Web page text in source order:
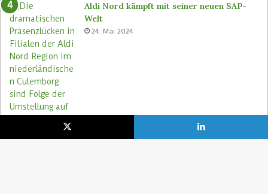
Aldi Nord kämpft mit seiner neuen SAP-
Welt
24. Mai 2024